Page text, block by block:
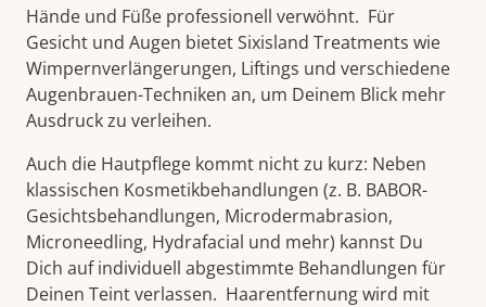
Hände und Füße professionell verwöhnt. Für
Gesicht und Augen bietet Sixisland Treatments wie
Wimpernverlängerungen, Liftings und verschiedene
Augenbrauen-Techniken an, um Deinem Blick mehr
Ausdruck zu verleihen.
Auch die Hautpflege kommt nicht zu kurz: Neben
klassischen Kosmetikbehandlungen (z. B. BABOR-
Gesichtsbehandlungen, Microdermabrasion,
Microneedling, Hydrafacial und mehr) kannst Du
Dich auf individuell abgestimmte Behandlungen für
Deinen Teint verlassen. Haarentfernung wird mit